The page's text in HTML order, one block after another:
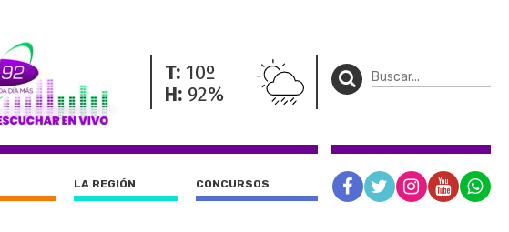
T: 10º
H: 92%
LA REGIÓN CONCURSOS